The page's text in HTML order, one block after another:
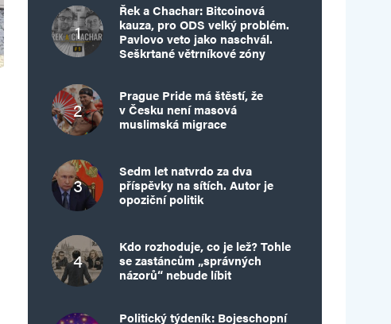
Řek a Chachar: Bitcoinová
kauza, pro ODS velký problém.
Pavlovo veto jako naschvál.
Seškrtané větrníkové zóny
Prague Pride má štěstí, že
v Česku není masová
muslimská migrace
Sedm let natvrdo za dva
příspěvky na sítích. Autor je
opoziční politik
Kdo rozhoduje, co je lež? Tohle
se zastáncům „správných
názorů“ nebude líbit
Politický týdeník: Bojeschopní